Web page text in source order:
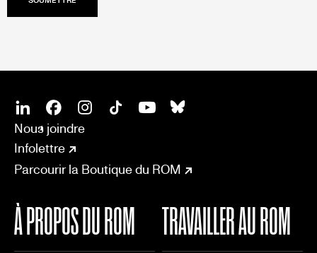
SOCIAL
LinkedinFacebookInstagram
CONNECT
Nous joindre
Infolettre
Parcourir la Boutique du ROM
À PROPOS DU ROM TRAVAILLER AU ROM